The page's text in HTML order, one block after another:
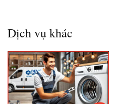
Dịch vụ khác